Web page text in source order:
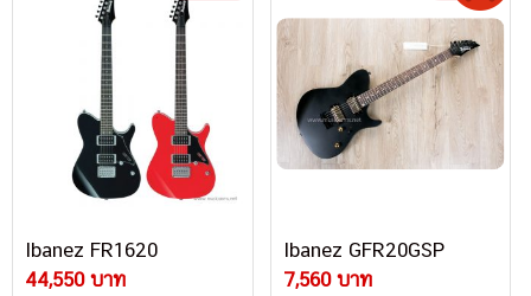
Ibanez FR1620
44,550 บาท
Ibanez GFR20GSP
7,560 บาท